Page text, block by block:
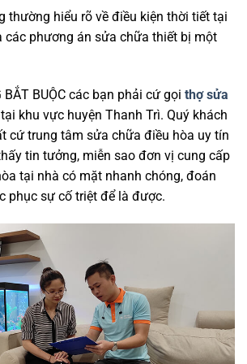
thường hiểu rõ về điều kiện thời tiết tại
các phương án sửa chữa thiết bị một
BẮT BUỘC các bạn phải cứ gọi thợ sửa
tại khu vực huyện Thanh Trì. Quý khách
cứ trung tâm sửa chữa điều hòa uy tín
tin tưởng, miễn sao đơn vị cung cấp
tại nhà có mặt nhanh chóng, đoán
phục sự cố triệt để là được.